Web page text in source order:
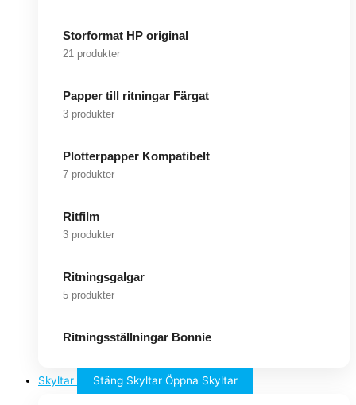
Storformat HP original
21 produkter
Papper till ritningar Färgat
3 produkter
Plotterpapper Kompatibelt
7 produkter
Ritfilm
3 produkter
Ritningsgalgar
5 produkter
Ritningsställningar Bonnie
Skyltar Stäng Skyltar Öppna Skyltar